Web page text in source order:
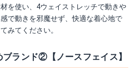
を使い、4ウェイストレッチで動きや
で動きを邪魔せず、快適な着心地で
みてください。
ランド②【ノースフェイス】